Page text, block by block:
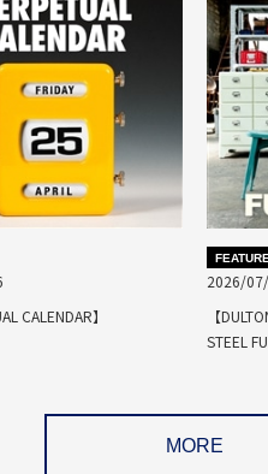
CALENDAR】
FEATURE
2026/
【
STEEL
MORE